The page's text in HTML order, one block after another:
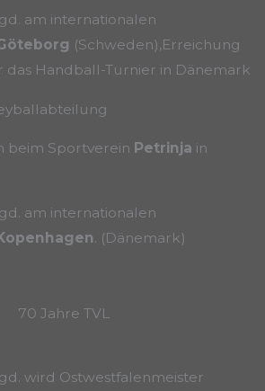
am internationalen
(Schweden),Erreichung
das Handball-Turnier in Dänemark
beim Sportverein Petrinja in
am internationalen
. (Dänemark)
70 Jahre TVL
wird Ostwestfalenmeister